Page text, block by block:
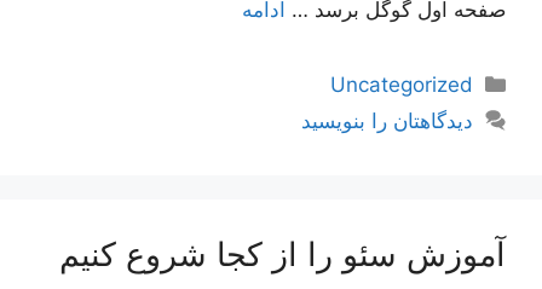
صفحه اول گوگل برسد … ادامه
دسته‌ها
Uncategorized
دیدگاهتان را بنویسید
آموزش سئو را از کجا شروع کنیم